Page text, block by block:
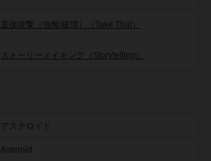
直接攻撃（強奪/破壊）（Take That）
ストーリーメイキング（Storytelling）
アステロイド
Asteroid